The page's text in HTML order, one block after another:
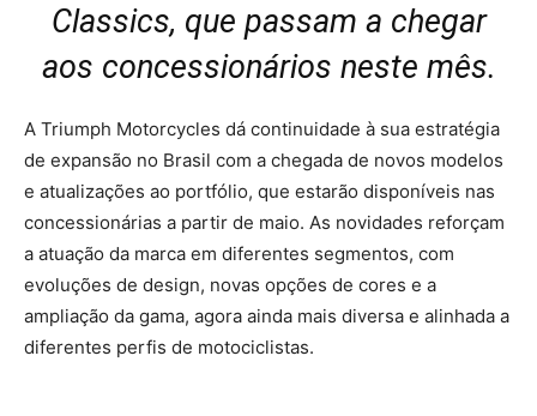
Classics, que passam a chegar
aos concessionários neste mês.
A Triumph Motorcycles dá continuidade à sua estratégia
de expansão no Brasil com a chegada de novos modelos
e atualizações ao portfólio, que estarão disponíveis nas
concessionárias a partir de maio. As novidades reforçam
a atuação da marca em diferentes segmentos, com
evoluções de design, novas opções de cores e a
ampliação da gama, agora ainda mais diversa e alinhada a
diferentes perfis de motociclistas.